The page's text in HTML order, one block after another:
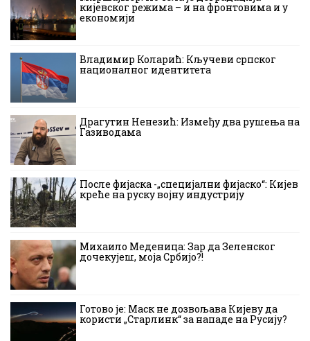
кијевског режима – и на фронтовима и у
економији
Владимир Коларић: Кључеви српског
националног идентитета
Драгутин Ненезић: Између два рушења на
Газиводама
После фијаска -„специјални фијаско“: Кијев
креће на руску војну индустрију
Михаило Меденица: Зар да Зеленског
дочекујеш, моја Србијо?!
Готово је: Маск не дозвољава Кијеву да
користи „Старлинк“ за нападе на Русију?